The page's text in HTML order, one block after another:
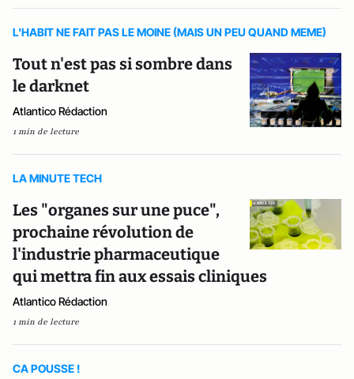
L'HABIT NE FAIT PAS LE MOINE (MAIS UN PEU QUAND MEME)
Tout n'est pas si sombre dans
le darknet
Atlantico Rédaction
1 min de lecture
LA MINUTE TECH
Les "organes sur une puce",
prochaine révolution de
l'industrie pharmaceutique
qui mettra fin aux essais cliniques
Atlantico Rédaction
1 min de lecture
CA POUSSE !